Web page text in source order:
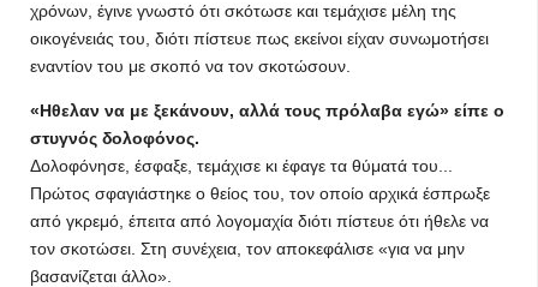
χρόνων, έγινε γνωστό ότι σκότωσε και τεμάχισε μέλη της
οικογένειάς του, διότι πίστευε πως εκείνοι είχαν συνωμοτήσει
εναντίον του με σκοπό να τον σκοτώσουν.
«Ηθελαν να με ξεκάνουν, αλλά τους πρόλαβα εγώ» είπε ο
στυγνός δολοφόνος.
Δολοφόνησε, έσφαξε, τεμάχισε κι έφαγε τα θύματά του...
Πρώτος σφαγιάστηκε ο θείος του, τον οποίο αρχικά έσπρωξε
από γκρεμό, έπειτα από λογομαχία διότι πίστευε ότι ήθελε να
τον σκοτώσει. Στη συνέχεια, τον αποκεφάλισε «για να μην
βασανίζεται άλλο».